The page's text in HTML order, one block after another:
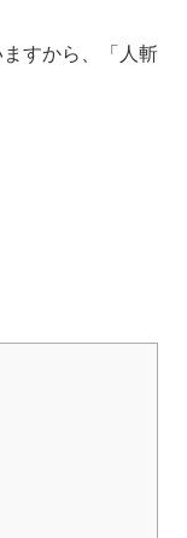
ますから、「人斬